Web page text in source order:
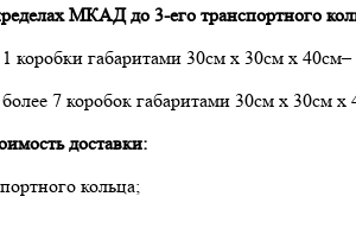
МКАД до 3-его транспортного
коробки габаритами 30см х 30см х 40см–
7 коробок габаритами 30см х 30см х
доставки:
кольца;